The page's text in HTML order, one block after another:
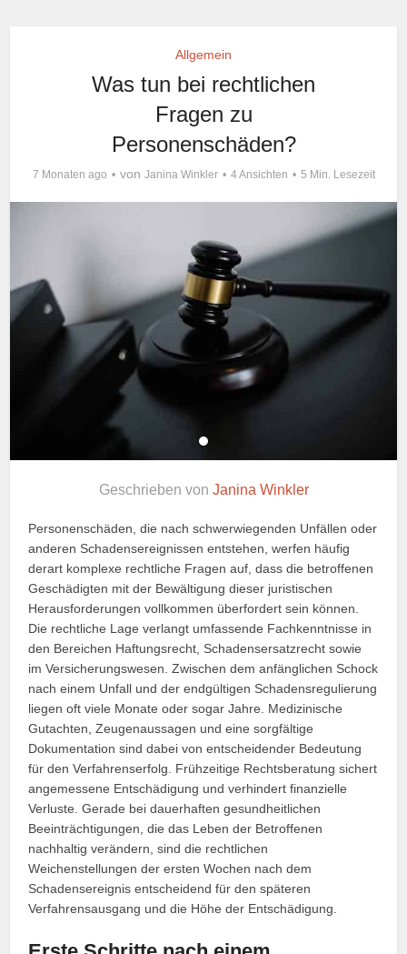
Allgemein
Was tun bei rechtlichen
Fragen zu
Personenschäden?
7 Monaten ago von Janina Winkler 4 Ansichten 5 Min. Lesezeit
Geschrieben von Janina Winkler
Personenschäden, die nach schwerwiegenden Unfällen oder
anderen Schadensereignissen entstehen, werfen häufig
derart komplexe rechtliche Fragen auf, dass die betroffenen
Geschädigten mit der Bewältigung dieser juristischen
Herausforderungen vollkommen überfordert sein können.
Die rechtliche Lage verlangt umfassende Fachkenntnisse in
den Bereichen Haftungsrecht, Schadensersatzrecht sowie
im Versicherungswesen. Zwischen dem anfänglichen Schock
nach einem Unfall und der endgültigen Schadensregulierung
liegen oft viele Monate oder sogar Jahre. Medizinische
Gutachten, Zeugenaussagen und eine sorgfältige
Dokumentation sind dabei von entscheidender Bedeutung
für den Verfahrenserfolg. Frühzeitige Rechtsberatung sichert
angemessene Entschädigung und verhindert finanzielle
Verluste. Gerade bei dauerhaften gesundheitlichen
Beeinträchtigungen, die das Leben der Betroffenen
nachhaltig verändern, sind die rechtlichen
Weichenstellungen der ersten Wochen nach dem
Schadensereignis entscheidend für den späteren
Verfahrensausgang und die Höhe der Entschädigung.